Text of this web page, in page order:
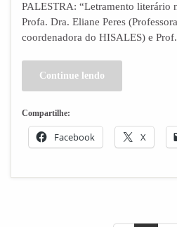
PALESTRA: “Letramento literário
Profa. Dra. Eliane Peres
coordenadora do HISALES) e
Continue lendo
Compartilhe:
Facebook X